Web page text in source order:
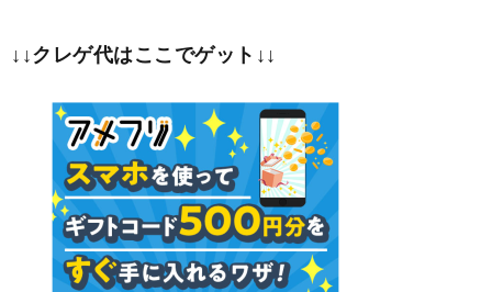
↓↓クレゲ代はここでゲット↓↓